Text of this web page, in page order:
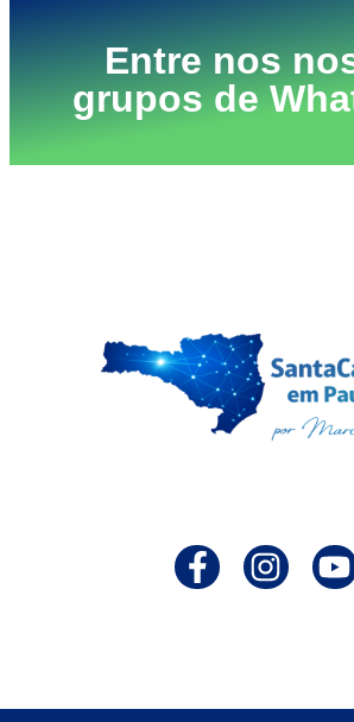
Entre nos
grupos de